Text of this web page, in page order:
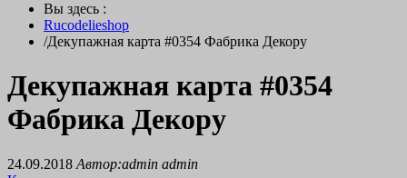
Вы здесь :
Rucodelieshop
/Декупажная карта #0354 Фабрика Декору
Декупажная карта #0354
Фабрика Декору
24.09.2018 Автор:admin admin